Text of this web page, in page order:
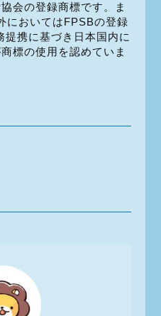
会の登録商標です。ま
においてはFPSBの登録
携に基づき日本国内に
標の使用を認めていま